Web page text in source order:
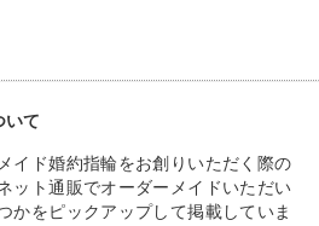
いて
イド婚約指輪をお創りいただく際の
ット通販でオーダーメイドいただい
かをピックアップして掲載していま